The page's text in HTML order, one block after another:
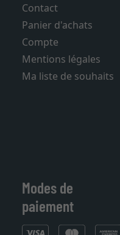
Contact
Panier d'achats
Compte
Mentions légales
Ma liste de souhaits
Modes de
paiement